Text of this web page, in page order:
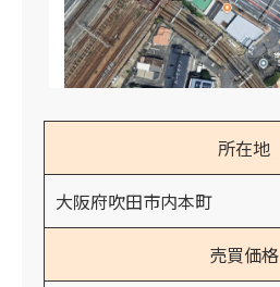
所在地
大阪府吹田市内本町
売買価格